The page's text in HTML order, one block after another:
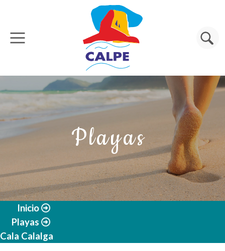
Pasar al contenido principal
Buscar
Playas
Inicio
Playas
Cala Calalga